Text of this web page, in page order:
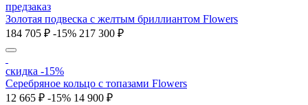
предзаказ
Золотая подвеска с желтым бриллиантом Flowers
184 705 ₽ -15% 217 300 ₽
скидка -15%
Серебряное кольцо с топазами Flowers
12 665 ₽ -15% 14 900 ₽